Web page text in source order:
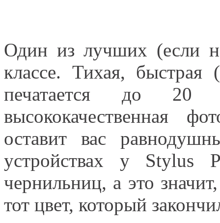
Один из лучших (если
классе. Тихая,
печатается до 20
высококачественная
оставит вас
устройствах у Stylus
чернильниц, а это
тот цвет, который